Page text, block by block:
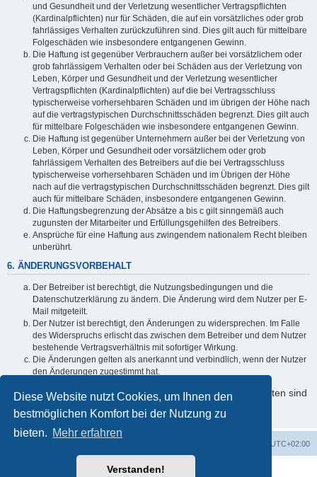
Diese Website nutzt Cookies, um Ihnen den
bestmöglichen Komfort bei der Nutzung zu
bieten. Mehr erfahren
Verstanden!
und Gesundheit und der Verletzung wesentlicher Vertragspflichten
(Kardinalpflichten) nur für Schäden, die auf ein vorsätzliches oder grob
fahrlässiges Verhalten zurückzuführen sind. Dies gilt auch für mittelbare
Folgeschäden wie insbesondere entgangenen Gewinn.
Die Haftung ist gegenüber Verbrauchern außer bei vorsätzlichem oder
grob fahrlässigem Verhalten oder bei Schäden aus der Verletzung von
Leben, Körper und Gesundheit und der Verletzung wesentlicher
Vertragspflichten (Kardinalpflichten) auf die bei Vertragsschluss
typischerweise vorhersehbaren Schäden und im übrigen der Höhe nach
auf die vertragstypischen Durchschnittsschäden begrenzt. Dies gilt auch
für mittelbare Folgeschäden wie insbesondere entgangenen Gewinn.
Die Haftung ist gegenüber Unternehmern außer bei der Verletzung von
Leben, Körper und Gesundheit oder vorsätzlichem oder grob
fahrlässigem Verhalten des Betreibers auf die bei Vertragsschluss
typischerweise vorhersehbaren Schäden und im Übrigen der Höhe
nach auf die vertragstypischen Durchschnittsschäden begrenzt. Dies gilt
auch für mittelbare Schäden, insbesondere entgangenen Gewinn.
Die Haftungsbegrenzung der Absätze a bis c gilt sinngemäß auch
zugunsten der Mitarbeiter und Erfüllungsgehilfen des Betreibers.
Ansprüche für eine Haftung aus zwingendem nationalem Recht bleiben
unberührt.
6. ÄNDERUNGSVORBEHALT
Der Betreiber ist berechtigt, die Nutzungsbedingungen und die
Datenschutzerklärung zu ändern. Die Änderung wird dem Nutzer per E-
Mail mitgeteilt.
Der Nutzer ist berechtigt, den Änderungen zu widersprechen. Im Falle
des Widerspruchs erlischt das zwischen dem Betreiber und dem Nutzer
bestehende Vertragsverhältnis mit sofortiger Wirkung.
Die Änderungen gelten als anerkannt und verbindlich, wenn der Nutzer
den Änderungen zugestimmt hat.
Informationen über den Umgang mit Ihren persönlichen Daten sind
in der Datenschutzerklärung enthalten.
UTC+02:00
Powered byphpBB® Forum Software © phpBB Limited